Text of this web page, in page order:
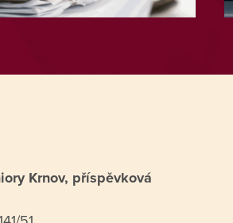
Krnov, příspěvková